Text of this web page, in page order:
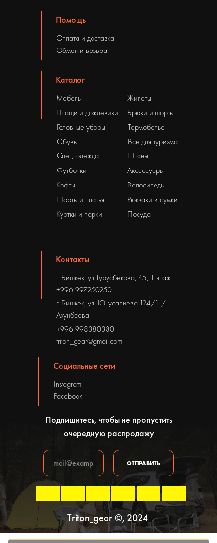
Подпишитесь, чтобы не пропустить
очередную распродажу
Triton_gear ©, 2024
Политика конфиденциальности
ОТПРАВИТЬ
Помощь
Оплата и доставка
Обмен и возврат
Контакты
г. Бишкек, ул.Турусбекова, 45, 1 этаж
г. Бишкек, ул. Юнусалиева 124/1 /
Ахунбаева
+996 998380380
triton_gear@gmail.com
+996 997250250
Жилеты
Каталог
Плащи и дождевики
Головные уборы
Обувь
Штаны
Рюкзаки и сумки
Мебель
Брюки и шорты
Термобелье
Всё для туризма
Велосипеды
Аксессуары
Спец. одежда
Футболки
Куртки и парки
Кофты
Шорты и платья
Посуда
Социальные сети
Instagram
Facebook